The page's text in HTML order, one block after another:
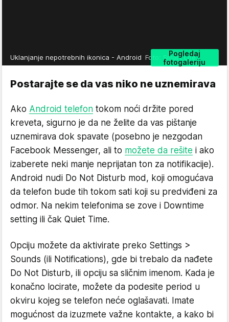
Pogledaj
fotogaleriju
Uklanjanje nepotrebnih ikonica - Android Foto: Smart Life
Postarajte se da vas niko ne uznemirava
Ako Android telefon tokom noći držite pored
kreveta, sigurno je da ne želite da vas pištanje
uznemirava dok spavate (posebno je nezgodan
Facebook Messenger, ali to možete da rešite i ako
izaberete neki manje neprijatan ton za notifikacije).
Android nudi Do Not Disturb mod, koji omogućava
da telefon bude tih tokom sati koji su predviđeni za
odmor. Na nekim telefonima se zove i Downtime
setting ili čak Quiet Time.
Opciju možete da aktivirate preko Settings >
Sounds (ili Notifications), gde bi trebalo da nađete
Do Not Disturb, ili opciju sa sličnim imenom. Kada je
konačno locirate, možete da podesite period u
okviru kojeg se telefon neće oglašavati. Imate
mogućnost da izuzmete važne kontakte, a kako bi